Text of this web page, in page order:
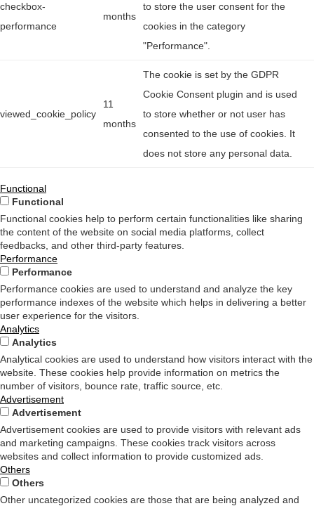
checkbox-
performance
months
to store the user consent for the
cookies in the category
"Performance".
viewed_cookie_policy
11
months
The cookie is set by the GDPR
Cookie Consent plugin and is used
to store whether or not user has
consented to the use of cookies. It
does not store any personal data.
Functional
Functional
Functional cookies help to perform certain functionalities like sharing
the content of the website on social media platforms, collect
feedbacks, and other third-party features.
Performance
Performance
Performance cookies are used to understand and analyze the key
performance indexes of the website which helps in delivering a better
user experience for the visitors.
Analytics
Analytics
Analytical cookies are used to understand how visitors interact with the
website. These cookies help provide information on metrics the
number of visitors, bounce rate, traffic source, etc.
Advertisement
Advertisement
Advertisement cookies are used to provide visitors with relevant ads
and marketing campaigns. These cookies track visitors across
websites and collect information to provide customized ads.
Others
Others
Other uncategorized cookies are those that are being analyzed and